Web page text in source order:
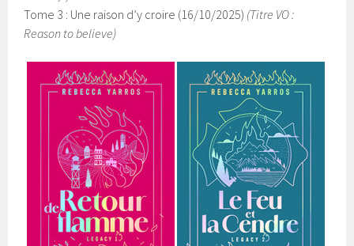
Tome 3 : Une raison d’y croire (16/10/2025) (Titre VO :
Reason to believe)